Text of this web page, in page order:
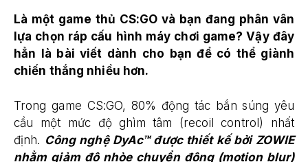
Là một game thủ CS:GO và bạn đang phân vân
lựa chọn ráp cấu hình máy chơi game? Vậy đây
hẳn là bài viết dành cho bạn để có thể giành
chiến thắng nhiều hơn.
Trong game CS:GO, 80% động tác bắn súng yêu
cầu một mức độ ghìm tâm (recoil control) nhất
định. Công nghệDyAc™ được thiết kếbởi ZOWIE
nhằm giảm độnhòe chuyển động (motion blur)